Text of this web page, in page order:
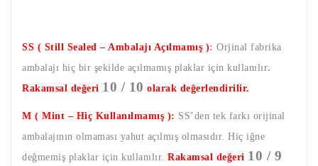
SS ( Still Sealed – Ambalajı Açılmamış ): Orjinal fabrika
ambalajı hiç bir şekilde açılmamış plaklar için kullanılır.
Rakamsal değeri 10 / 10 olarak değerlendirilir.
M ( Mint – Hiç Kullanılmamış ): SS’den tek farkı orijinal
ambalajının olmaması yahut açılmış olmasıdır. Hiç iğne
değmemiş plaklar için kullanılır. Rakamsal değeri 10 / 9